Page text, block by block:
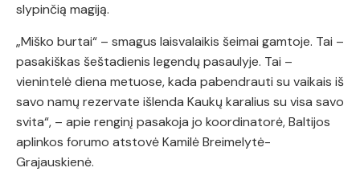
slypinčią magiją.
„Miško burtai“ – smagus laisvalaikis šeimai gamtoje. Tai –
pasakiškas šeštadienis legendų pasaulyje. Tai –
vienintelė diena metuose, kada pabendrauti su vaikais iš
savo namų rezervate išlenda Kaukų karalius su visa savo
svita“, – apie renginį pasakoja jo koordinatorė, Baltijos
aplinkos forumo atstovė Kamilė Breimelytė-
Grajauskienė.